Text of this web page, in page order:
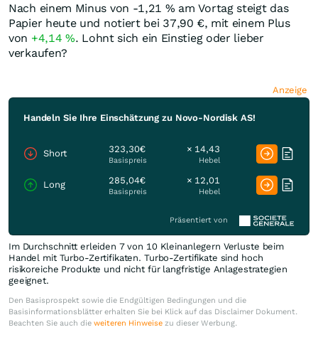
Nach einem Minus von -1,21 % am Vortag steigt das
Papier heute und notiert bei 37,90 €, mit einem Plus
von +4,14%. Lohnt sich ein Einstieg oder lieber
verkaufen?
Anzeige
Handeln Sie Ihre Einschätzung zu Novo-Nordisk AS!
Short 323,30€
Basispreis
× 14,43
Hebel
Long 285,04€
Basispreis
× 12,01
Hebel
Präsentiert von
Im Durchschnitt erleiden 7 von 10 Kleinanlegern Verluste beim
Handel mit Turbo-Zertifikaten. Turbo-Zertifikate sind hoch
risikoreiche Produkte und nicht für langfristige Anlagestrategien
geeignet.
Den Basisprospekt sowie die Endgültigen Bedingungen und die
Basisinformationsblätter erhalten Sie bei Klick auf das Disclaimer Dokument.
Beachten Sie auch die weiteren Hinweise zu dieser Werbung.